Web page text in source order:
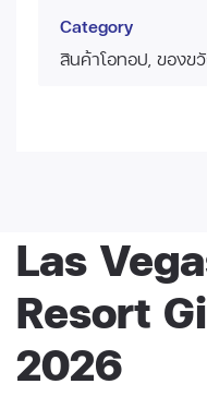
Category
สินค้าโอทอป, ของข
Las
Resort
2026